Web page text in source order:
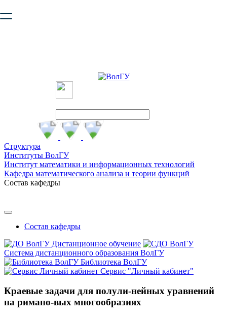
безопасную работу с сайтом. Пожалуйста
Структура
Институты ВолГУ
Институт математики и информационных технологий
Кафедра математического анализа и теории функций
Состав кафедры
Состав кафедры
Дистанционное обучение
Система дистанционного образования ВолГУ
Библиотека ВолГУ
Сервис "Личный кабинет"
Краевые задачи для полули-нейных уравнений
на римано-вых многообразиях